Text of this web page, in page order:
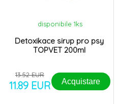
Detoxikace sirup pro psy
TOPVET 200ml
disponibile 1ks
13.52 EUR
11.89 EUR Acquistare